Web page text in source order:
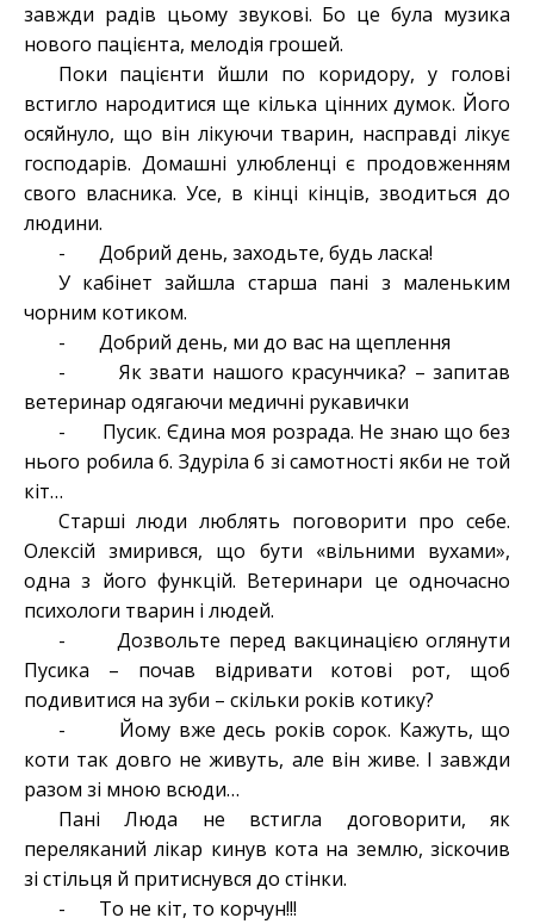
завжди радів цьому звукові. Бо це була музика
нового пацієнта, мелодія грошей.
Поки пацієнти йшли по коридору, у голові
встигло народитися ще кілька цінних думок. Його
осяйнуло, що він лікуючи тварин, насправді лікує
господарів. Домашні улюбленці є продовженням
свого власника. Усе, в кінці кінців, зводиться до
людини.
- Добрий день, заходьте, будь ласка!
У кабінет зайшла старша пані з маленьким
чорним котиком.
- Добрий день, ми до вас на щеплення
- Як звати нашого красунчика? – запитав
ветеринар одягаючи медичні рукавички
- Пусик. Єдина моя розрада. Не знаю що без
нього робила б. Здуріла б зі самотності якби не той
кіт…
Старші люди люблять поговорити про себе.
Олексій змирився, що бути «вільними вухами»,
одна з його функцій. Ветеринари це одночасно
психологи тварин і людей.
- Дозвольте перед вакцинацією оглянути
Пусика – почав відривати котові рот, щоб
подивитися на зуби – скільки років котику?
- Йому вже десь років сорок. Кажуть, що
коти так довго не живуть, але він живе. І завжди
разом зі мною всюди…
Пані Люда не встигла договорити, як
переляканий лікар кинув кота на землю, зіскочив
зі стільця й притиснувся до стінки.
- То не кіт, то корчун!!!